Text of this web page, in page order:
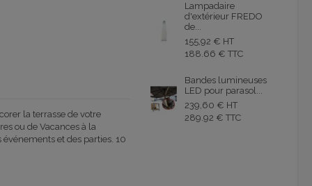
la terrasse de votre
ou de Vacances à la
et des parties. 10
Lampadaire
d'extérieur FREDO
de...
155,92 € HT
188.66 € TTC
Bandes lumineuses
LED pour parasol...
239,60 € HT
289.92 € TTC